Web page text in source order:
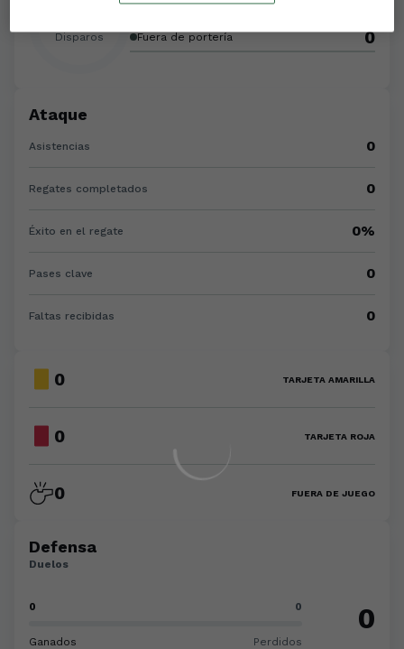
Disparos
A portería
Fuera de portería 0
Ataque
Asistencias 0
Regates completados 0
Éxito en el regate 0%
Pases clave 0
Faltas recibidas 0
0 TARJETA AMARILLA
0 TARJETA ROJA
0 FUERA DE JUEGO
Defensa
Duelos
0 0
Ganados Perdidos
0